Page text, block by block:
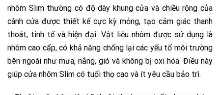
nhôm Slim thường có độ dày khung cửa và chiều rộng của
cánh cửa được thiết kế cực kỳ mỏng, tạo cảm giác thanh
thoát, tinh tế và hiện đại. Vật liệu nhôm được sử dụng là
nhôm cao cấp, có khả năng chống lại các yếu tố môi trường
bên ngoài như mưa, nắng, gió và không bị oxi hóa. Điều này
giúp cửa nhôm Slim có tuổi thọ cao và ít yêu cầu bảo trì.